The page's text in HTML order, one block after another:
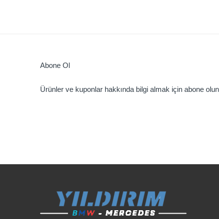
Abone Ol
Ürünler ve kuponlar hakkında bilgi almak için abone